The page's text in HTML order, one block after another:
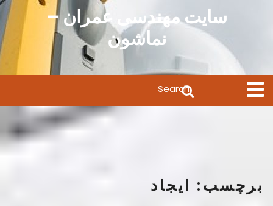
سایت مهندسی عمران –
نماشون
Open
Menu
for:
برچسب: ایجاد